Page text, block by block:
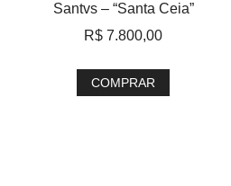
Santvs – “Santa Ceia”
R$ 7.800,00
COMPRAR